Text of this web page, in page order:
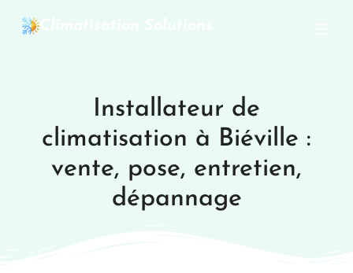
Installateur de
climatisation à Biéville :
vente, pose, entretien,
dépannage